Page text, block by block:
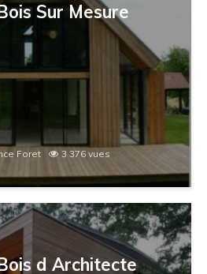
Sur Mesure
Foret 3 376 vues
d Architecte